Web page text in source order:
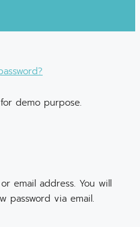
demo purpose.
email address. You will
password via email.